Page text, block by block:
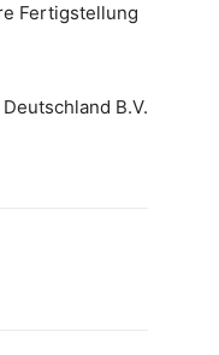
Fertigstellung
B.V.